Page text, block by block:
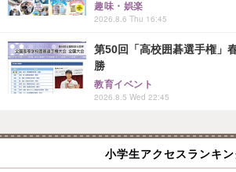
趣味・娯楽
2026.8.6 Thu 16:45
第50回「高校囲碁選手権」
勝
教育イベント
2026.8.5 Wed 22:45
小学生アクセスランキ